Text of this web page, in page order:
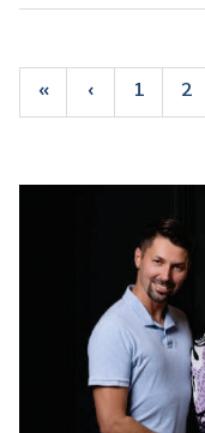
« ‹ 1 2